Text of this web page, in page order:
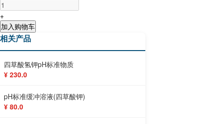
+
加入购物车
相关产品
四草酸氢钾pH标准物质
¥ 230.0
pH标准缓冲溶液(四草酸钾)
¥ 80.0